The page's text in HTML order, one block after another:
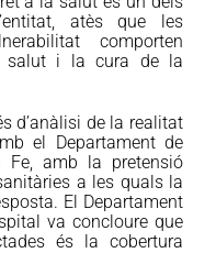
atès que les
comporten
salut i la cura de la
d’anàlisi de la realitat
el Departament de
Fe, amb la pretensió
a les quals la
El Departament
va concloure que
és la cobertura